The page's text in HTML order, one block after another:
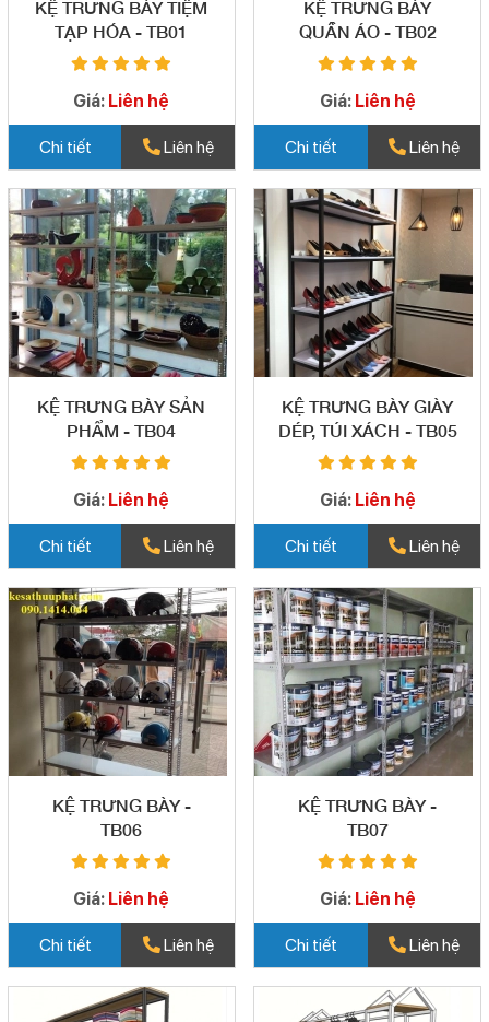
KỆ TRƯNG BÀY TIỆM
TẠP HÓA - TB01
Giá: Liên hệ
Chi tiết Liên hệ
KỆ TRƯNG BÀY
QUẦN ÁO - TB02
Giá: Liên hệ
Chi tiết Liên hệ
KỆ TRƯNG BÀY SẢN
PHẨM - TB04
Giá: Liên hệ
Chi tiết Liên hệ
KỆ TRƯNG BÀY GIÀY
DÉP, TÚI XÁCH - TB05
Giá: Liên hệ
Chi tiết Liên hệ
KỆ TRƯNG BÀY -
TB06
Giá: Liên hệ
Chi tiết Liên hệ
KỆ TRƯNG BÀY -
TB07
Giá: Liên hệ
Chi tiết Liên hệ